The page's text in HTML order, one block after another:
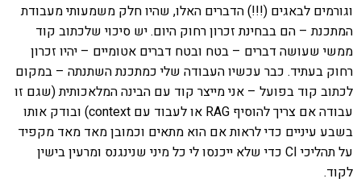
וגורמים לבאגים (!!!) הדברים האלו, שהיו חלק משמעותי מעבודת
המתכנת – הם בבחינת זכרון רחוק היום. יש סיכוי שלכתוב קוד
ממשי שעושה דברים – בטח ובטח דברים אטומיים – יהיו זכרון
רחוק בעתיד. כבר עכשיו העבודה שלי כמתכנת השתנתה – במקום
לכתוב קוד בפועל – אני מייצר קוד עם הבינה המלאכותית (שגם זו
עבודה אם צריך להוסיף RAG או לעבוד עם context) ובודק אותו
בשבע עיניים כדי לראות אם הוא מתאים וכמובן מאד מאד מקפיד
על תהליכי CI כדי שלא ייכנסו לי כל מיני שנינגנס ומרעין בישין
לקוד.